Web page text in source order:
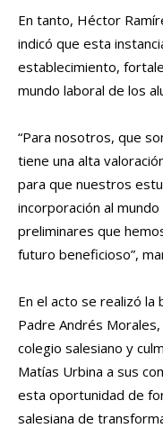
En tanto, Héctor
indicó que esta
establecimiento,
mundo laboral de los
“Para nosotros, que
tiene una alta
para que nuestros
incorporación al
preliminares que
futuro beneficioso”,
En el acto se realizó
Padre Andrés
colegio salesiano y
Matías Urbina a sus
esta oportunidad de
salesiana de